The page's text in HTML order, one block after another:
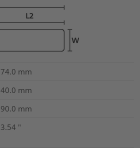
74.0 mm
40.0 mm
90.0 mm
3.54 "